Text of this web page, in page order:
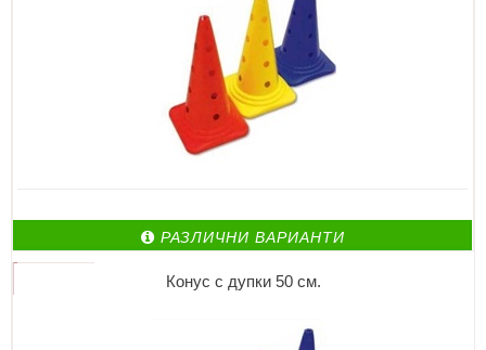
РАЗЛИЧНИ ВАРИАНТИ
Конус с дупки 50 см.